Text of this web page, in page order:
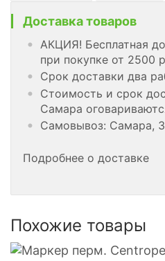
Доставка товаров
АКЦИЯ! Бесплатная
при покупке от 2500
Срок доставки два
Стоимость и срок
Самара
Самовывоз: Самара,
Подробнее о доставке
Похожие товары